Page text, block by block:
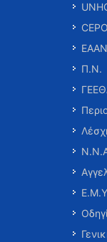
ΕΑΑΝ
Π.Ν.